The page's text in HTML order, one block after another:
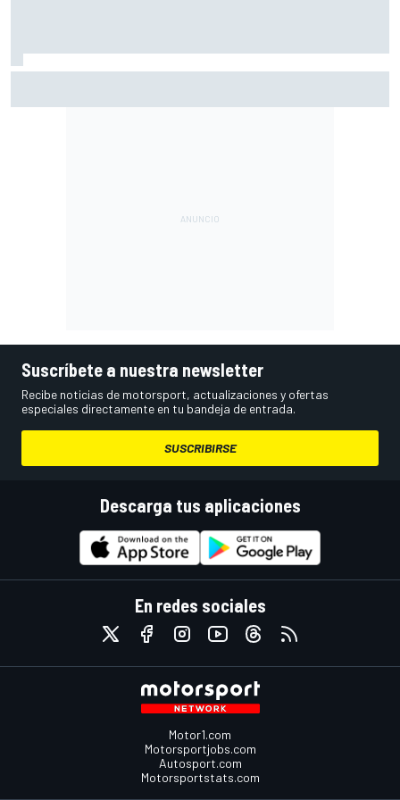
Suscríbete a nuestra newsletter
Recibe noticias de motorsport, actualizaciones y ofertas
especiales directamente en tu bandeja de entrada.
SUSCRIBIRSE
Descarga tus aplicaciones
En redes sociales
Motor1.com
Motorsportjobs.com
Autosport.com
Motorsportstats.com